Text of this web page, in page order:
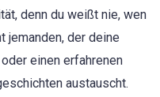
denn du weißt nie, wen
der deine
einen erfahrenen
austauscht.